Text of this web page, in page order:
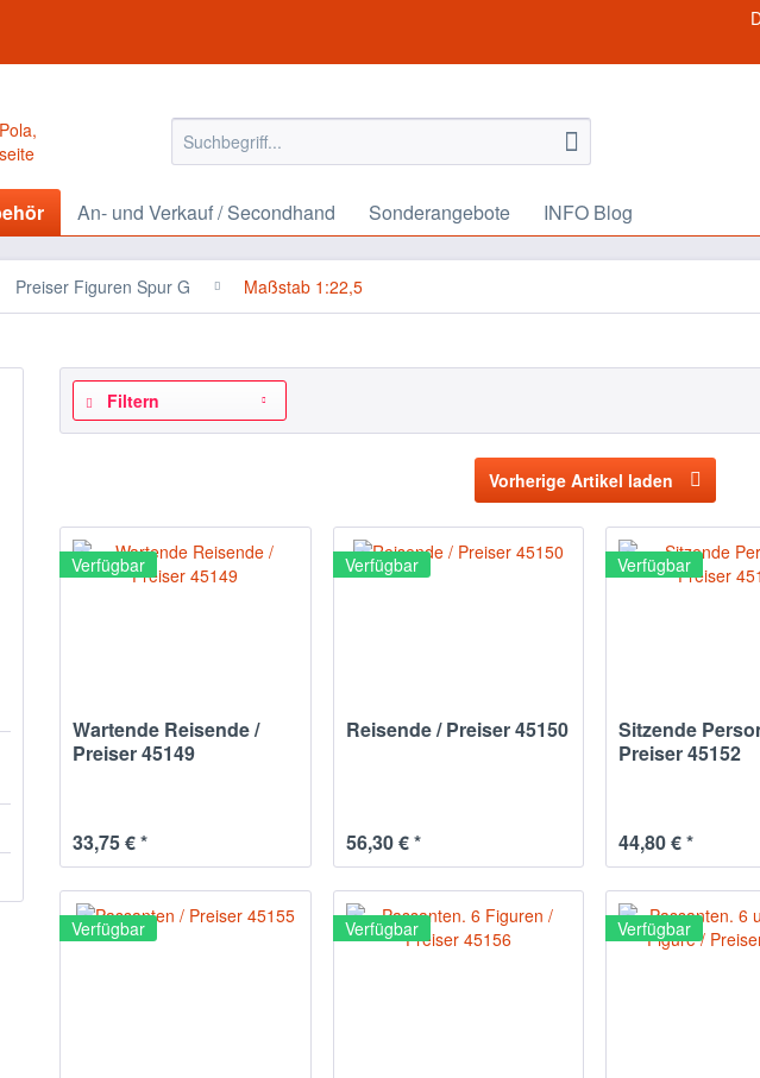
An- und Verkauf / Secondhand Sonderangebote INFO Blog
Preiser Figuren Spur G Maßstab 1:22,5
Filtern
Vorherige Artikel laden
Verfügbar
Wartende Reisende /
Preiser 45149
33,75 € *
Verfügbar
Reisende / Preiser 45150
56,30 € *
Verfügbar
Sitzende
Preiser 45152
44,80 € *
Verfügbar Verfügbar Verfügbar